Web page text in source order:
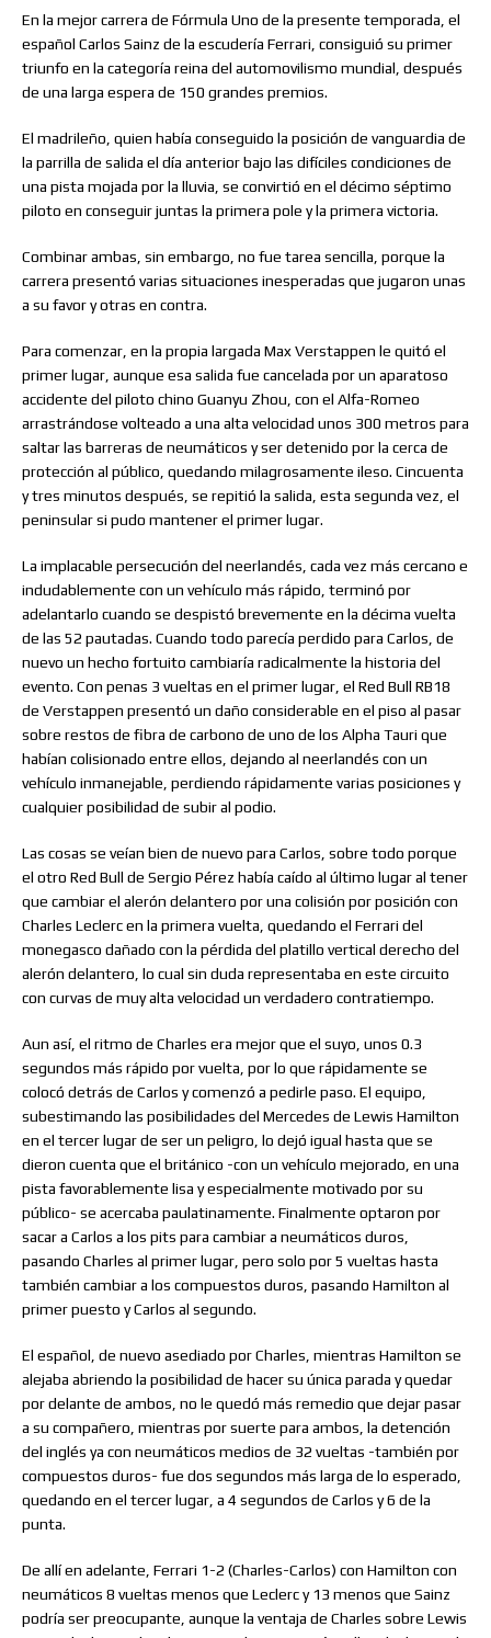
En la mejor carrera de Fórmula Uno de la presente temporada, el
español Carlos Sainz de la escudería Ferrari, consiguió su primer
triunfo en la categoría reina del automovilismo mundial, después
de una larga espera de 150 grandes premios.
El madrileño, quien había conseguido la posición de vanguardia de
la parrilla de salida el día anterior bajo las difíciles condiciones de
una pista mojada por la lluvia, se convirtió en el décimo séptimo
piloto en conseguir juntas la primera pole y la primera victoria.
Combinar ambas, sin embargo, no fue tarea sencilla, porque la
carrera presentó varias situaciones inesperadas que jugaron unas
a su favor y otras en contra.
Para comenzar, en la propia largada Max Verstappen le quitó el
primer lugar, aunque esa salida fue cancelada por un aparatoso
accidente del piloto chino Guanyu Zhou, con el Alfa-Romeo
arrastrándose volteado a una alta velocidad unos 300 metros para
saltar las barreras de neumáticos y ser detenido por la cerca de
protección al público, quedando milagrosamente ileso. Cincuenta
y tres minutos después, se repitió la salida, esta segunda vez, el
peninsular si pudo mantener el primer lugar.
La implacable persecución del neerlandés, cada vez más cercano e
indudablemente con un vehículo más rápido, terminó por
adelantarlo cuando se despistó brevemente en la décima vuelta
de las 52 pautadas. Cuando todo parecía perdido para Carlos, de
nuevo un hecho fortuito cambiaría radicalmente la historia del
evento. Con penas 3 vueltas en el primer lugar, el Red Bull RB18
de Verstappen presentó un daño considerable en el piso al pasar
sobre restos de fibra de carbono de uno de los Alpha Tauri que
habían colisionado entre ellos, dejando al neerlandés con un
vehículo inmanejable, perdiendo rápidamente varias posiciones y
cualquier posibilidad de subir al podio.
Las cosas se veían bien de nuevo para Carlos, sobre todo porque
el otro Red Bull de Sergio Pérez había caído al último lugar al tener
que cambiar el alerón delantero por una colisión por posición con
Charles Leclerc en la primera vuelta, quedando el Ferrari del
monegasco dañado con la pérdida del platillo vertical derecho del
alerón delantero, lo cual sin duda representaba en este circuito
con curvas de muy alta velocidad un verdadero contratiempo.
Aun así, el ritmo de Charles era mejor que el suyo, unos 0.3
segundos más rápido por vuelta, por lo que rápidamente se
colocó detrás de Carlos y comenzó a pedirle paso. El equipo,
subestimando las posibilidades del Mercedes de Lewis Hamilton
en el tercer lugar de ser un peligro, lo dejó igual hasta que se
dieron cuenta que el británico -con un vehículo mejorado, en una
pista favorablemente lisa y especialmente motivado por su
público- se acercaba paulatinamente. Finalmente optaron por
sacar a Carlos a los pits para cambiar a neumáticos duros,
pasando Charles al primer lugar, pero solo por 5 vueltas hasta
también cambiar a los compuestos duros, pasando Hamilton al
primer puesto y Carlos al segundo.
El español, de nuevo asediado por Charles, mientras Hamilton se
alejaba abriendo la posibilidad de hacer su única parada y quedar
por delante de ambos, no le quedó más remedio que dejar pasar
a su compañero, mientras por suerte para ambos, la detención
del inglés ya con neumáticos medios de 32 vueltas -también por
compuestos duros- fue dos segundos más larga de lo esperado,
quedando en el tercer lugar, a 4 segundos de Carlos y 6 de la
punta.
De allí en adelante, Ferrari 1-2 (Charles-Carlos) con Hamilton con
neumáticos 8 vueltas menos que Leclerc y 13 menos que Sainz
podría ser preocupante, aunque la ventaja de Charles sobre Lewis